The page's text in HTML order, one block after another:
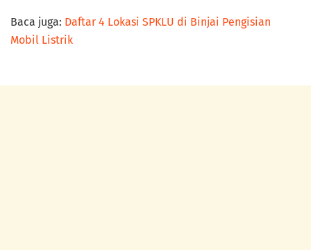
Baca juga: Daftar 4 Lokasi SPKLU di Binjai Pengisian
Mobil Listrik